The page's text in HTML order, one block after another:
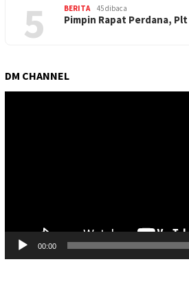
5 BERITA 45 dibaca
Pimpin Rapat Perdana,
DM CHANNEL
00:00